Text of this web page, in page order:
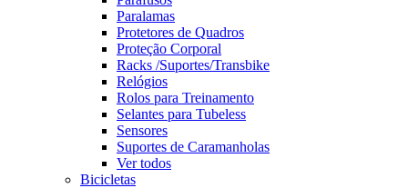
Paralamas
Protetores de Quadros
Proteção Corporal
Racks /Suportes/Transbike
Relógios
Rolos para Treinamento
Selantes para Tubeless
Sensores
Suportes de Caramanholas
Ver todos
Bicicletas